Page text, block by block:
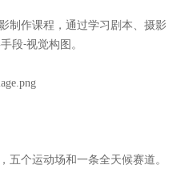
制作课程，通过学习剧本、摄影
段-视觉构图。
五个运动场和一条全天候赛道。